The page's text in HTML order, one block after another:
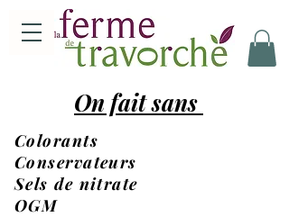
Colorants
Conservateurs
Sels de nitrate
OGM
On fait sans